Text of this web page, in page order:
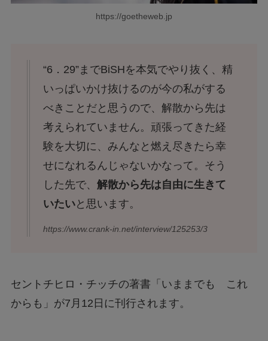
https://goetheweb.jp
“6．29”までBiSHを本気でやり抜く、精
いっぱいかけ抜けるのが今の私がする
べきことだと思うので、解散から先は
考えられていません。頑張ってきた経
験を大切に、みんなと燃え尽きたら幸
せになれるんじゃないかなって。そう
した先で、 解散から先は自由に生きて
いたいと思います。
https://www.crank-in.net/interview/125253/3
セントチヒロ・チッチの著書「いままでも これ
からも」が7月12日に刊行されます。